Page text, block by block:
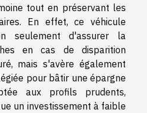
tout en préservant les
En effet, ce véhicule
seulement d'assurer la
en cas de disparition
mais s'avère également
pour bâtir une épargne
aux profils prudents,
un investissement à faible